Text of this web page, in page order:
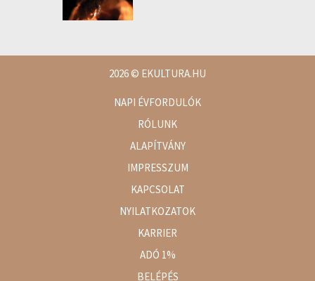
2026© EKULTURA.HU
NAPI ÉVFORDULÓK
RÓLUNK
ALAPÍTVÁNY
IMPRESSZUM
KAPCSOLAT
NYILATKOZATOK
KARRIER
ADÓ 1%
BELÉPÉS